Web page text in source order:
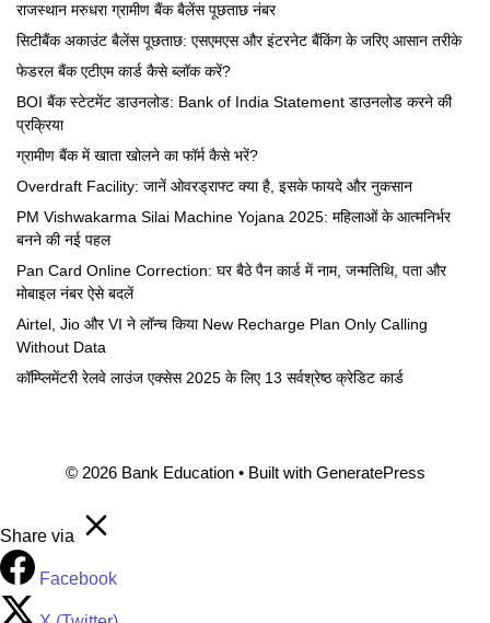
राजस्थान मरुधरा ग्रामीण बैंक बैलेंस पूछताछ नंबर
सिटीबैंक अकाउंट बैलेंस पूछताछ: एसएमएस और इंटरनेट बैंकिंग के जरिए आसान तरीके
फेडरल बैंक एटीएम कार्ड कैसे ब्लॉक करें?
BOI बैंक स्टेटमेंट डाउनलोड: Bank of India Statement डाउनलोड करने की
प्रक्रिया
ग्रामीण बैंक में खाता खोलने का फॉर्म कैसे भरें?
Overdraft Facility: जानें ओवरड्राफ्ट क्या है, इसके फायदे और नुकसान
PM Vishwakarma Silai Machine Yojana 2025: महिलाओं के आत्मनिर्भर
बनने की नई पहल
Pan Card Online Correction: घर बैठे पैन कार्ड में नाम, जन्मतिथि, पता और
मोबाइल नंबर ऐसे बदलें
Airtel, Jio और VI ने लॉन्च किया New Recharge Plan Only Calling
Without Data
कॉम्प्लिमेंटरी रेलवे लाउंज एक्सेस 2025 के लिए 13 सर्वश्रेष्ठ क्रेडिट कार्ड
© 2026 Bank Education• Built with GeneratePress
Share via
Facebook